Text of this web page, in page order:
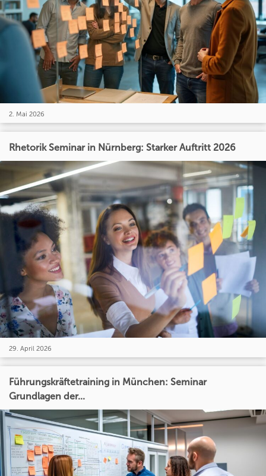
2. Mai 2026
Rhetorik Seminar in Nürnberg: Starker Auftritt 2026
29. April 2026
Führungskräftetraining in München: Seminar
Grundlagen der...